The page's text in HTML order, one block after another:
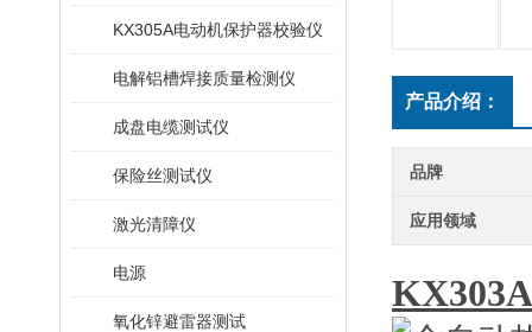
KX305A电动机保护器校验仪
电解铝槽焊接质量检测仪
成盘电缆测试仪
保险丝测试仪
激光清障仪
电源
氧化锌避雷器测试
产品介绍：
品牌
应用领域
KX303A